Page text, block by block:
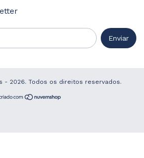
- 2026. Todos os direitos reservados.